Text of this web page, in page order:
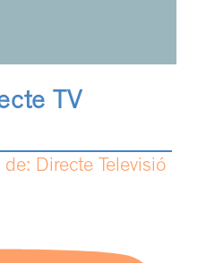
TV
Directe Televisió